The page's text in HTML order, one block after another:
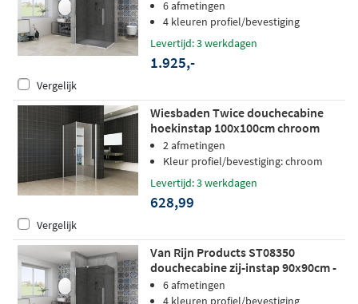
6 afmetingen
4 kleuren profiel/bevestiging
Levertijd: 3 werkdagen
1.925,-
Vergelijk
Wiesbaden Twice douchecabine
hoekinstap 100x100cm chroom
2 afmetingen
Kleur profiel/bevestiging: chroom
Levertijd: 3 werkdagen
628,99
Vergelijk
Van Rijn Products ST08350
douchecabine zij-instap 90x90cm -
grijs rookglas - chroom
6 afmetingen
4 kleuren profiel/bevestiging